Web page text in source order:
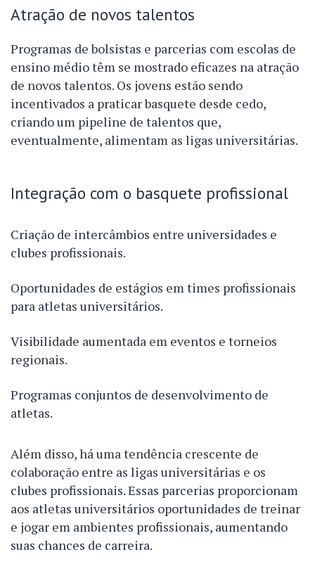
Atração de novos talentos
Programas de bolsistas e parcerias com escolas de
ensino médio têm se mostrado eficazes na atração
de novos talentos. Os jovens estão sendo
incentivados a praticar basquete desde cedo,
criando um pipeline de talentos que,
eventualmente, alimentam as ligas universitárias.
Integração com o basquete profissional
Criação de intercâmbios entre universidades e
clubes profissionais.
Oportunidades de estágios em times profissionais
para atletas universitários.
Visibilidade aumentada em eventos e torneios
regionais.
Programas conjuntos de desenvolvimento de
atletas.
Além disso, há uma tendência crescente de
colaboração entre as ligas universitárias e os
clubes profissionais. Essas parcerias proporcionam
aos atletas universitários oportunidades de treinar
e jogar em ambientes profissionais, aumentando
suas chances de carreira.